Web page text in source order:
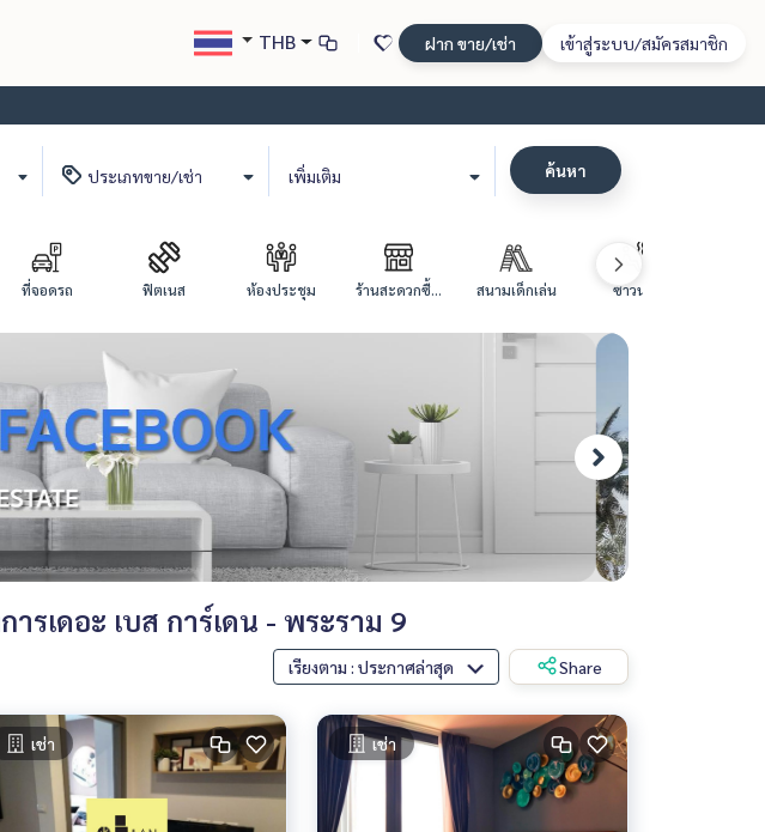
THB ฝาก ขาย/เช่า เข้าสู่ระบบ/สมัครสมาชิก
ประเภทขาย/เช่า เพิ่มเติม ค้นหา
ที่จอดรถ ฟิตเนส ห้องประชุม ร้านสะดวกซื้... สนามเด็กเล่น ซาวน่า
รเดอะ เบส การ์เดน - พระราม 9
เรียงตาม : ประกาศล่าสุด Share
เช่า เช่า